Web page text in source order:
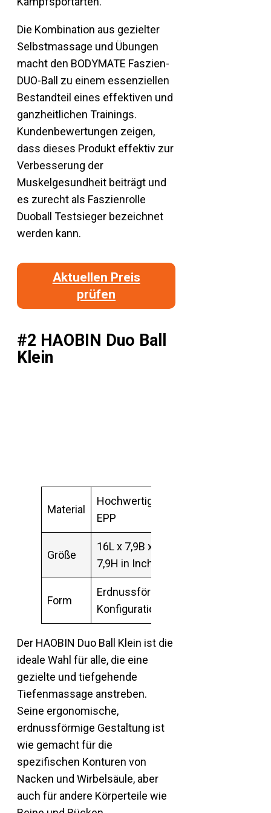
Die Kombination aus gezielter
Selbstmassage und Übungen
macht den BODYMATE Faszien-
DUO-Ball zu einem essenziellen
Bestandteil eines effektiven und
ganzheitlichen Trainings.
Kundenbewertungen zeigen,
dass dieses Produkt effektiv zur
Verbesserung der
Muskelgesundheit beiträgt und
es zurecht als Faszienrolle
Duoball Testsieger bezeichnet
werden kann.
Aktuellen Preis
prüfen
#2 HAOBIN Duo Ball
Klein
Material
Hochwertiges
EPP
Größe
16L x 7,9B x
7,9H in Inch
Form
Erdnussförmige
Konfiguration
Der HAOBIN Duo Ball Klein ist die
ideale Wahl für alle, die eine
gezielte und tiefgehende
Tiefenmassage anstreben.
Seine ergonomische,
erdnussförmige Gestaltung ist
wie gemacht für die
spezifischen Konturen von
Nacken und Wirbelsäule, aber
auch für andere Körperteile wie